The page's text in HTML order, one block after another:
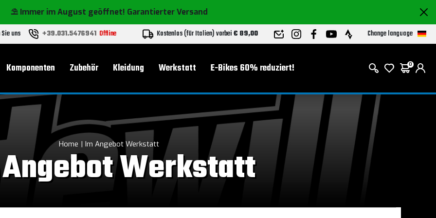
⛱️ Immer im August geöffnet! Garantierter Versand
uns +39.031.5476941 Offline Kostenlos (für Italien) vorbei€ 89,00 Change language
Komponenten Zubehör Kleidung Werkstatt E-Bikes 60% reduziert! 0
Home Im Angebot Werkstatt
Werkstatt